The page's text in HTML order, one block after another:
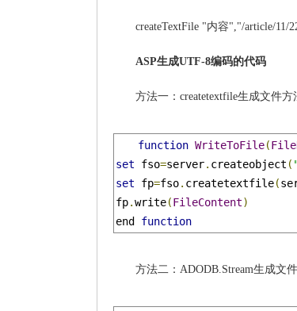
createTextFile "内容","/article/11/
ASP生成UTF-8编码的代码
方法一：createtextfile生成文件方
function WriteToFile(
set fso=server. createobject (
set fp=fso. createtextfile(
fp.write(FileContent)
end function
方法二：ADODB.Stream生成文